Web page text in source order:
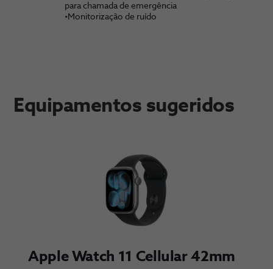
para chamada de emergência
•Monitorização de ruído
Equipamentos sugeridos
Apple Watch 11 Cellular 42mm